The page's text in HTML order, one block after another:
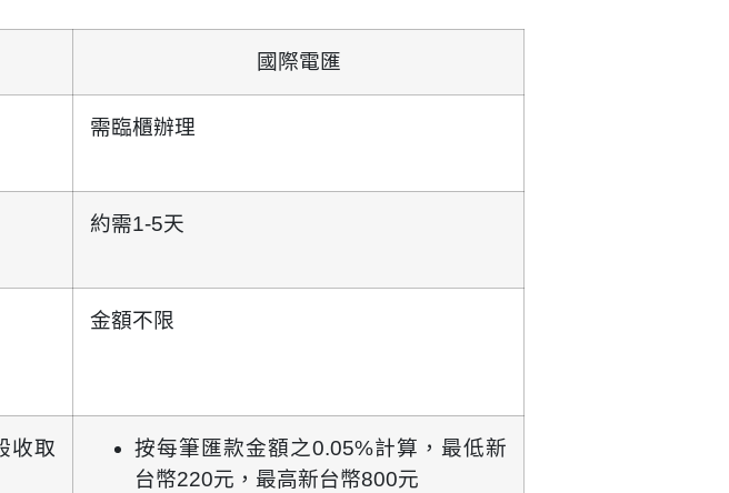
國際電匯
需臨櫃辦理
約需1-5天
金額不限
收取
按每筆匯款金額之0.05%計算，最低新
台幣220元，最高新台幣800元